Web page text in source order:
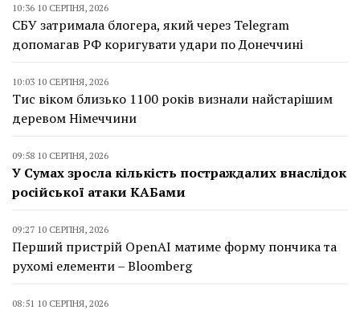
10:36 10 СЕРПНЯ, 2026
СБУ затримала блогера, який через Telegram
допомагав РФ коригувати удари по Донеччині
10:03 10 СЕРПНЯ, 2026
Тис віком близько 1100 років визнали найстарішим
деревом Німеччини
09:58 10 СЕРПНЯ, 2026
У Сумах зросла кількість постраждалих внаслідок
російської атаки КАБами
09:27 10 СЕРПНЯ, 2026
Перший пристрій OpenAI матиме форму пончика та
рухомі елементи – Bloomberg
08:51 10 СЕРПНЯ, 2026